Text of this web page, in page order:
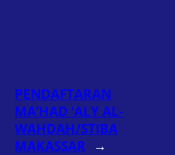
PENDAFTARAN
MA’HAD ‘ALY AL-
WAHDAH/STIBA
MAKASSAR →